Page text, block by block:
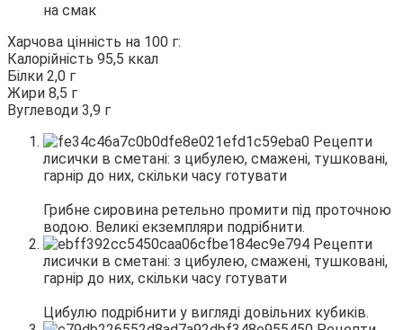
на смак
Харчова цінність на 100 г:
Калорійність 95,5 ккал
Білки 2,0 г
Жири 8,5 г
Вуглеводи 3,9 г
Грибне сировина ретельно промити під проточною
водою. Великі екземпляри подрібнити.
Цибулю подрібнити у вигляді довільних кубиків.